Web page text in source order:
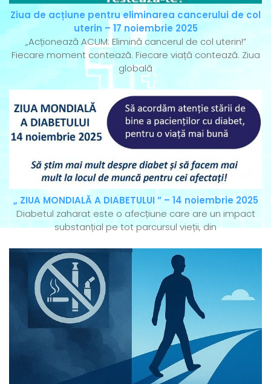
Ziua de acțiune pentru eliminarea cancerului de col
uterin – 17 noiembrie 2025
„Acționează ACUM: Elimină cancerul de col uterin!”
Fiecare moment contează. Fiecare viață contează. Ziua
globală
„ ZIUA MONDIALĂ A DIABETULUI ” – 14 noiembrie 2025
Diabetul zaharat este o afecțiune care are un impact
substanțial pe tot parcursul vieții, din